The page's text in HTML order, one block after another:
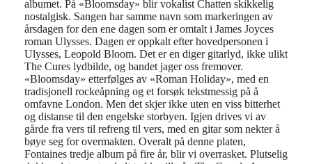
albumet. På «Bloomsday» blir vokalist Chatten skikkelig
nostalgisk. Sangen har samme navn som markeringen av
årsdagen for den ene dagen som er omtalt i James Joyces
roman Ulysses. Dagen er oppkalt efter hovedpersonen i
Ulysses, Leopold Bloom. Det er en diger gitarlyd, ikke ulikt
The Cures lydbilde, og bandet jager oss fremover.
«Bloomsday» etterfølges av «Roman Holiday», med en
tradisjonell rockeåpning og et forsøk tekstmessig på å
omfavne London. Men det skjer ikke uten en viss bitterhet
og distanse til den engelske storbyen. Igjen drives vi av
gårde fra vers til refreng til vers, med en gitar som nekter å
bøye seg for overmakten. Overalt på denne platen,
Fontaines tredje album på fire år, blir vi overrasket. Plutselig